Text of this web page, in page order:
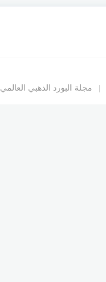
مجلة البورد الذهبي العالمي